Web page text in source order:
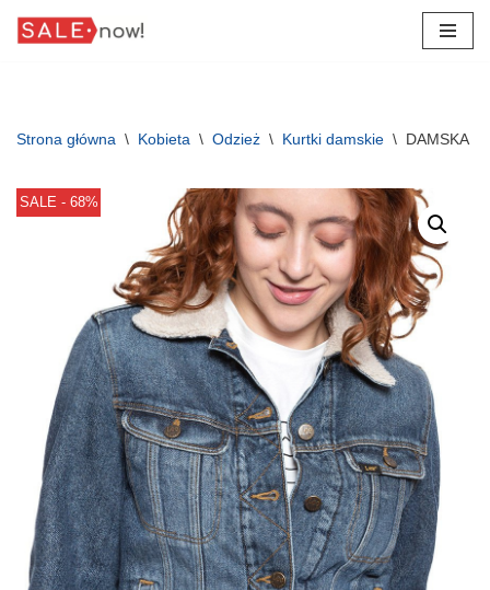
Strona główna \ Kobieta \ Odzież \ Kurtki damskie \ DAMSKA
SALE - 68%